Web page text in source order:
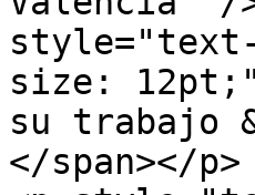
size:
su trabajo
</span></p>